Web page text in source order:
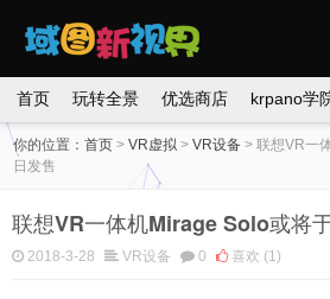
首页 玩转全景 优选商店 krpano学
你的位置：首页 > VR虚拟 > VR设备 > 联想VR一
日发售
联想VR一体机Mirage Solo或将
2018-3-28 VR设备 0 喜欢 (1)